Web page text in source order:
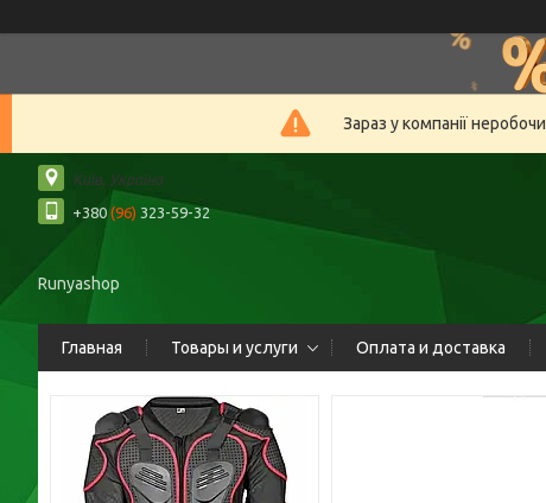
Зараз у компанії
Київ, Україна
+380(96) 323-59-32
Runyashop
Главная Товары и услуги Оплата и доставка